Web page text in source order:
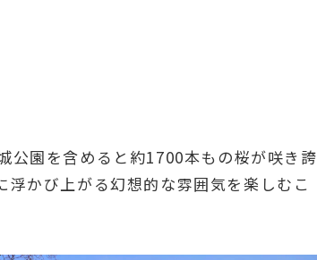
公園を含めると約1700本もの桜が咲き誇
かび上がる幻想的な雰囲気を楽しむこ